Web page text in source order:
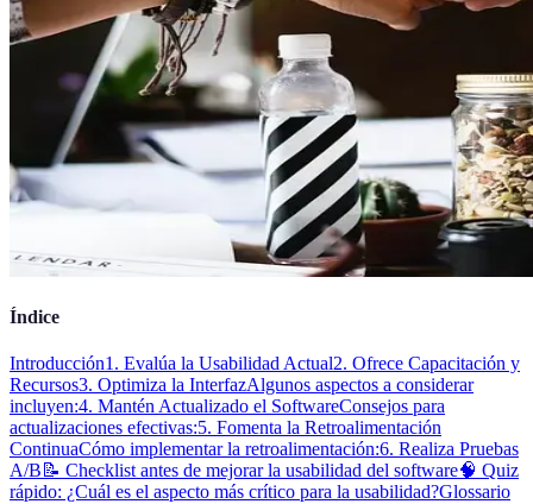
Índice
Introducción1. Evalúa la Usabilidad Actual2. Ofrece Capacitación y
Recursos3. Optimiza la InterfazAlgunos aspectos a considerar
incluyen:4. Mantén Actualizado el SoftwareConsejos para
actualizaciones efectivas:5. Fomenta la Retroalimentación
ContinuaCómo implementar la retroalimentación:6. Realiza Pruebas
A/B 📝 Checklist antes de mejorar la usabilidad del software🧠 Quiz
rápido: ¿Cuál es el aspecto más crítico para la usabilidad?Glossario